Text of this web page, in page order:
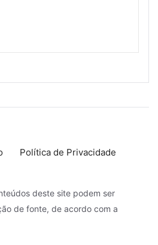
Política de Privacidade
deste site podem ser
de fonte, de acordo com a